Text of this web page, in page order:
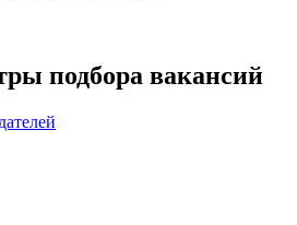
подбора вакансий